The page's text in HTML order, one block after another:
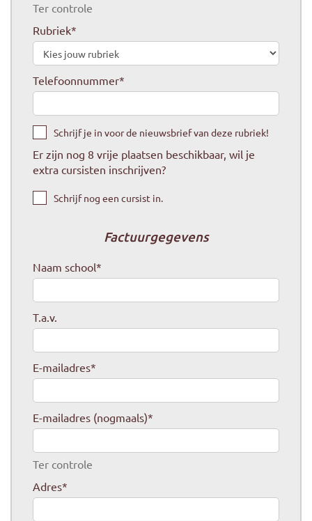
Ter controle
Rubriek*
Telefoonnummer*
Schrijf je in voor de nieuwsbrief van deze rubriek!
Er zijn nog 8 vrije plaatsen beschikbaar, wil je
extra cursisten inschrijven?
Schrijf nog een cursist in.
Factuurgegevens
Naam school*
T.a.v.
E-mailadres*
E-mailadres (nogmaals)*
Ter controle
Adres*